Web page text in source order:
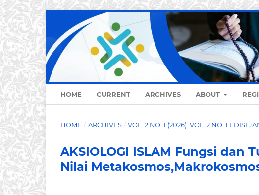
HOME CURRENT ARCHIVES ABOUT
HOME / ARCHIVES / VOL. 2 NO. 1 (2026): VOL. 2 NO. 1 EDISI
AKSIOLOGI ISLAM Fungsi dan
Nilai